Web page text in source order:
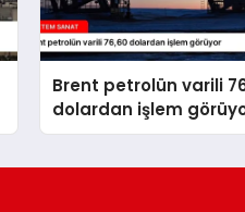
Brent petrolün varili
dolardan işlem